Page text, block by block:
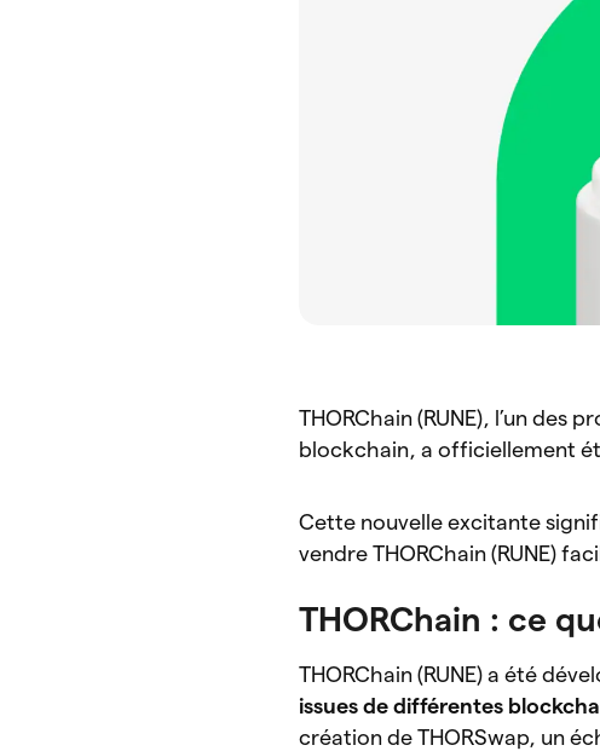
THORChain (RUNE), l’un des
blockchain, a officiellement
Cette nouvelle excitante
vendre THORChain (RUNE)
THORChain : ce
THORChain (RUNE) a été
issues de différentes
création de THORSwap, un